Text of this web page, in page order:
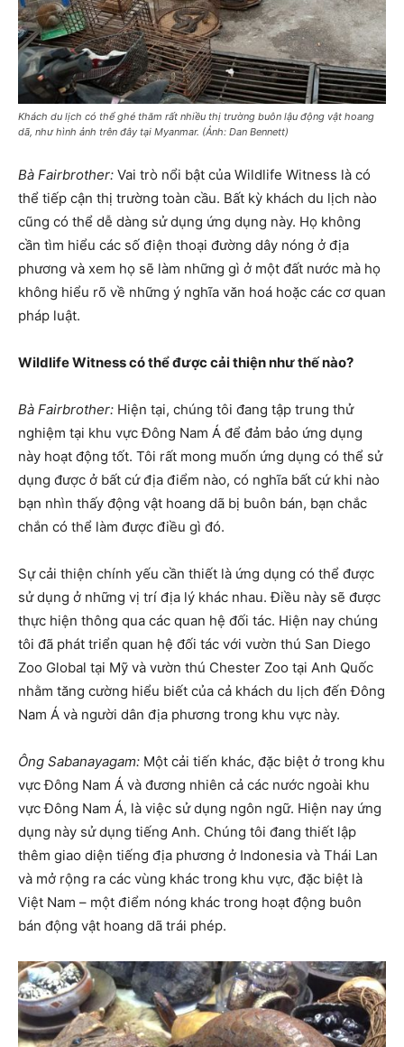
Khách du lịch có thể ghé thăm rất nhiều thị trường buôn lậu động vật hoang
dã, như hình ảnh trên đây tại Myanmar. (Ảnh: Dan Bennett)
Bà Fairbrother: Vai trò nổi bật của Wildlife Witness là có
thể tiếp cận thị trường toàn cầu. Bất kỳ khách du lịch nào
cũng có thể dễ dàng sử dụng ứng dụng này. Họ không
cần tìm hiểu các số điện thoại đường dây nóng ở địa
phương và xem họ sẽ làm những gì ở một đất nước mà họ
không hiểu rõ về những ý nghĩa văn hoá hoặc các cơ quan
pháp luật.
Wildlife Witness có thể được cải thiện như thế nào?
Bà Fairbrother: Hiện tại, chúng tôi đang tập trung thử
nghiệm tại khu vực Đông Nam Á để đảm bảo ứng dụng
này hoạt động tốt. Tôi rất mong muốn ứng dụng có thể sử
dụng được ở bất cứ địa điểm nào, có nghĩa bất cứ khi nào
bạn nhìn thấy động vật hoang dã bị buôn bán, bạn chắc
chắn có thể làm được điều gì đó.
Sự cải thiện chính yếu cần thiết là ứng dụng có thể được
sử dụng ở những vị trí địa lý khác nhau. Điều này sẽ được
thực hiện thông qua các quan hệ đối tác. Hiện nay chúng
tôi đã phát triển quan hệ đối tác với vườn thú San Diego
Zoo Global tại Mỹ và vườn thú Chester Zoo tại Anh Quốc
nhằm tăng cường hiểu biết của cả khách du lịch đến Đông
Nam Á và người dân địa phương trong khu vực này.
Ông Sabanayagam: Một cải tiến khác, đặc biệt ở trong khu
vực Đông Nam Á và đương nhiên cả các nước ngoài khu
vực Đông Nam Á, là việc sử dụng ngôn ngữ. Hiện nay ứng
dụng này sử dụng tiếng Anh. Chúng tôi đang thiết lập
thêm giao diện tiếng địa phương ở Indonesia và Thái Lan
và mở rộng ra các vùng khác trong khu vực, đặc biệt là
Việt Nam – một điểm nóng khác trong hoạt động buôn
bán động vật hoang dã trái phép.